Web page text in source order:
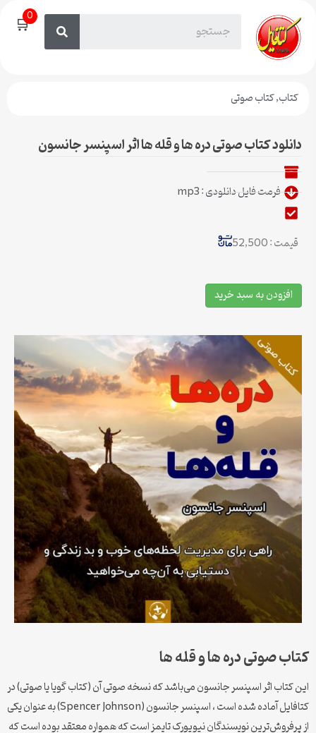
🛒0
کتاب,کتاب صوتی
دانلود کتاب صوتی دره ها و قله ها اثر اسپنسر جانسون
فرمت فایل دانلودی : mp3
قیمت : 52,500
افزودن به سبد خرید
کتاب صوتی دره ها و قله ها
این کتاب اثر اسپنسر جانسون می‌باشد که نسخه صوتی آن (کتاب گویا یا صوتی) در
کتافایل آماده شده است ، اسپنسر جانسون (Spencer Johnson) به عنوان یکی
از پرفروش‌ترین نویسندگان نیویورک تایمز است که همواره معتقد بوده است که